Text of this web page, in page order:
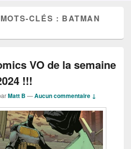
CLÉS : BATMAN
VO de la semaine
!!!
Matt B —Aucun commentaire ↓